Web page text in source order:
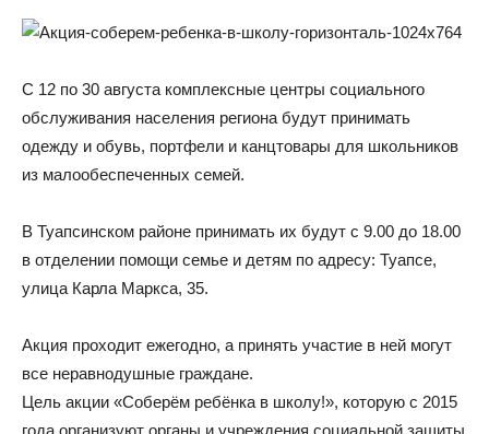
С 12 по 30 августа комплексные центры социального
обслуживания населения региона будут принимать
одежду и обувь, портфели и канцтовары для школьников
из малообеспеченных семей.
В Туапсинском районе принимать их будут с 9.00 до 18.00
в отделении помощи семье и детям по адресу: Туапсе,
улица Карла Маркса, 35.
Акция проходит ежегодно, а принять участие в ней могут
все неравнодушные граждане.
Цель акции «Соберём ребёнка в школу!», которую с 2015
года организуют органы и учреждения социальной защиты